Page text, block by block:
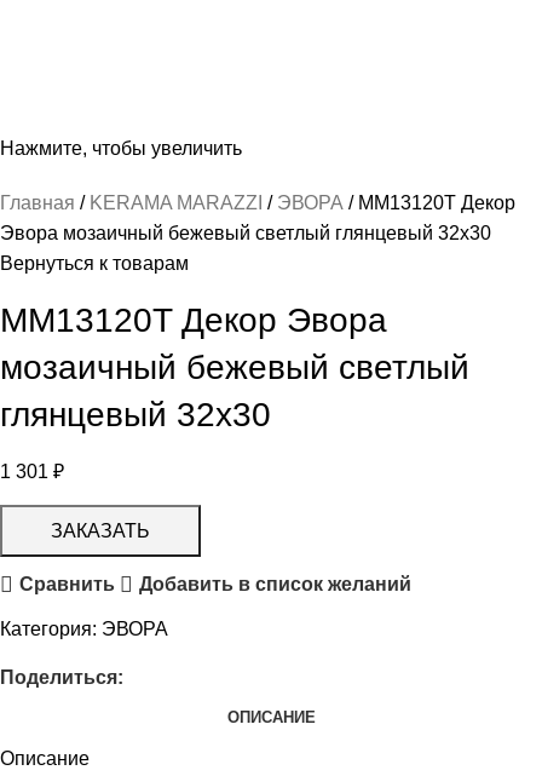
Нажмите, чтобы увеличить
Главная KERAMA MARAZZI ЭВОРА
MM13120T Декор
Эвора мозаичный бежевый светлый глянцевый 32х30
Вернуться к товарам
MM13120T Декор Эвора
мозаичный бежевый светлый
глянцевый 32х30
1 301 ₽
ЗАКАЗАТЬ
Сравнить Добавить в список желаний
Категория: ЭВОРА
Поделиться:
ОПИСАНИЕ
Описание